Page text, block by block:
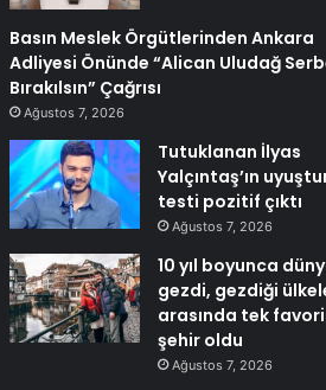
Basın Meslek Örgütlerinden Ankara
Adliyesi Önünde “Alican Uludağ
Bırakılsın” Çağrısı
Ağustos 7, 2026
Tutuklanan İlyas
Yalçıntaş’ın
testi pozitif çıktı
Ağustos 7, 2026
10 yıl boyunca
gezdi, gezdiği
arasında tek
şehir oldu
Ağustos 7, 2026